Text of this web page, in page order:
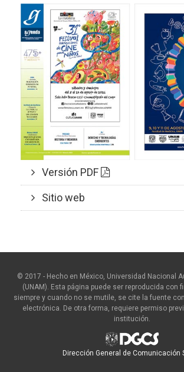
Versión PDF
Sitio web
© 2017 - Hecho en México, Universidad Nacional
(UNAM). Esta página puede ser reproducida con
siempre y cuando no se mutile, se cite la fuente
electrónica. De otra forma, requiere permiso
institución.
Dirección General de Comunicación